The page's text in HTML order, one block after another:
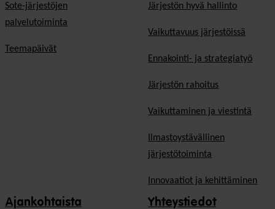
Sote-järjestöjen
palvelutoiminta
Teemapäivät
Järjestön hyvä hallinto
Vaikuttavuus järjestöissä
Ennakointi- ja strategiatyö
Järjestön rahoitus
Vaikuttaminen ja viestintä
Ilmastoystävällinen
järjestötoiminta
Innovaatiot ja kehittäminen
Ajankohtaista Yhteystiedot